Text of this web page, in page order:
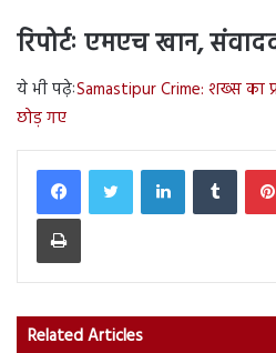
रिपोर्टः एमएच खान,
ये भी पढ़ेःSamastipur Crime: शख्स का
छोड़ गए
LinkedIn
Print
Related Articles